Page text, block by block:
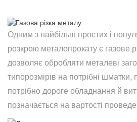
Одним з найбільш простих і
розкрою металопрокату є газове
дозволяє обробляти металеві
типорозмірів на потрібні
потрібно дороге обладнання й
позначається на вартості